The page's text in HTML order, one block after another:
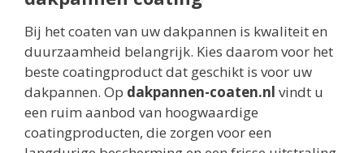
Bij het coaten van uw dakpannen is kwaliteit en
duurzaamheid belangrijk. Kies daarom voor het
beste coatingproduct dat geschikt is voor uw
dakpannen. Op dakpannen-coaten.nl vindt u
een ruim aanbod van hoogwaardige
coatingproducten, die zorgen voor een